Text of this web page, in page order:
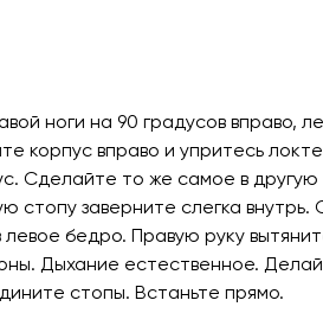
ноги на 90 градусов вправо,
корпус вправо и упритесь
Сделайте то же самое в
стопу заверните слегка внутрь.
бедро. Правую руку
Дыхание естественное.
стопы. Встаньте прямо.